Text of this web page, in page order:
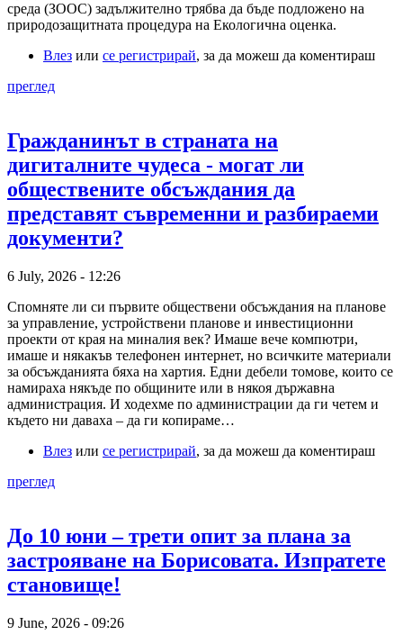
среда (ЗООС) задължително трябва да бъде подложено на
природозащитната процедура на Екологична оценка.
Влез или се регистрирай, за да можеш да коментираш
преглед
Гражданинът в страната на
дигиталните чудеса - могат ли
обществените обсъждания да
представят съвременни и разбираеми
документи?
6 July, 2026 - 12:26
Спомняте ли си първите обществени обсъждания на планове
за управление, устройствени планове и инвестиционни
проекти от края на миналия век? Имаше вече компютри,
имаше и някакъв телефонен интернет, но всичките материали
за обсъжданията бяха на хартия. Едни дебели томове, които се
намираха някъде по общините или в някоя държавна
администрация. И ходехме по администрации да ги четем и
където ни даваха – да ги копираме…
Влез или се регистрирай, за да можеш да коментираш
преглед
До 10 юни – трети опит за плана за
застрояване на Борисовата. Изпратете
становище!
9 June, 2026 - 09:26